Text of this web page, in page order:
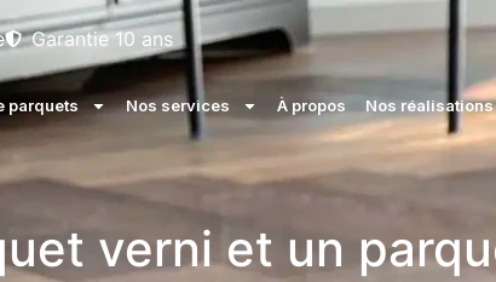
Garantie 10 ans
parquets Nos services À propos Nos réalisations
verni et un